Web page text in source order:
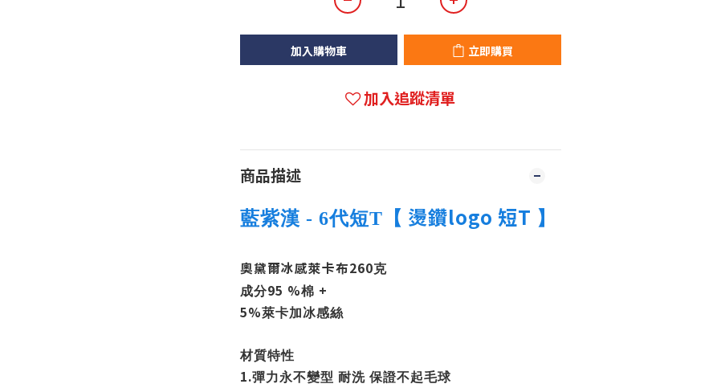
加入購物車 立即購買
加入追蹤清單
商品描述
藍紫漢 - 6代短T 【 燙鑽logo 短T 】
奧黛爾冰感萊卡布260克
成分95 %棉 +
5%萊卡加冰感絲
材質特性
1.彈力永不變型 耐洗 保證不起毛球